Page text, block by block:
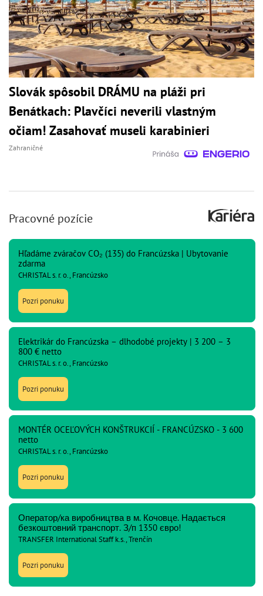
Slovák spôsobil DRÁMU na pláži pri
Benátkach: Plavčíci neverili vlastným
očiam! Zasahovať museli karabinieri
Zahraničné
Pracovné pozície
Hľadáme zváračov CO₂ (135) do Francúzska | Ubytovanie
zdarma
CHRISTAL s. r. o., Francúzsko
Pozri ponuku
Elektrikár do Francúzska – dlhodobé projekty | 3 200 – 3
800 € netto
CHRISTAL s. r. o., Francúzsko
Pozri ponuku
MONTÉR OCEĽOVÝCH KONŠTRUKCIÍ - FRANCÚZSKO - 3 600
netto
CHRISTAL s. r. o., Francúzsko
Pozri ponuku
Оператор/ка виробництва в м. Кочовце. Надається
безкоштовний транспорт. З/п 1350 євро!
TRANSFER International Staff k.s., Trenčín
Pozri ponuku